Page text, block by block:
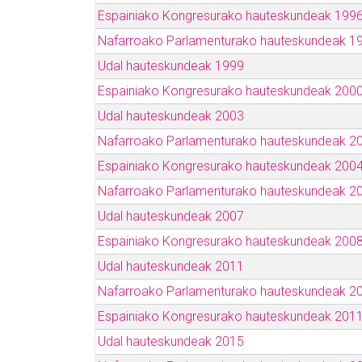
Espainiako Kongresurako hauteskundeak 1996
Nafarroako Parlamenturako hauteskundeak
Udal hauteskundeak 1999
Espainiako Kongresurako hauteskundeak 2000
Udal hauteskundeak 2003
Nafarroako Parlamenturako hauteskundeak
Espainiako Kongresurako hauteskundeak
Nafarroako Parlamenturako hauteskundeak
Udal hauteskundeak 2007
Espainiako Kongresurako hauteskundeak 2008
Udal hauteskundeak 2011
Nafarroako Parlamenturako hauteskundeak
Espainiako Kongresurako hauteskundeak 2011
Udal hauteskundeak 2015